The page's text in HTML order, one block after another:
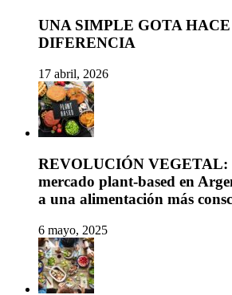
UNA SIMPLE GOTA
DIFERENCIA
17 abril, 2026
REVOLUCIÓN VEGETAL:
mercado plant-based en
a una alimentación más
6 mayo, 2025